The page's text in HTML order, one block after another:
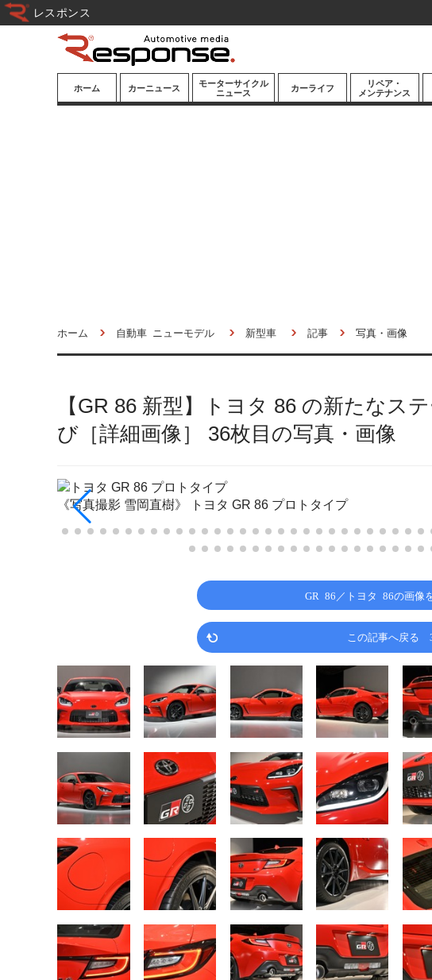
ホーム カーニュース
モーターサイクル
ニュース
カーライフ
リペア・
メンテナンス
ホーム 自動車 ニューモデル 新型車 記事 写真・画像
【GR 86 新型】トヨタ 86 の新たなス
び［詳細画像］ 36枚目の写真・画像
《写真撮影 雪岡直樹》 トヨタ GR 86 プロトタイプ
GR 86／トヨタ 86の画像
この記事へ戻る
レスポンス